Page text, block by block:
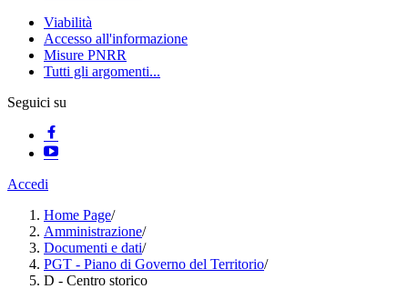
Viabilità
Accesso all'informazione
Misure PNRR
Tutti gli argomenti...
Seguici su
Accedi
Home Page/
Amministrazione/
Documenti e dati/
PGT - Piano di Governo del Territorio/
D - Centro storico